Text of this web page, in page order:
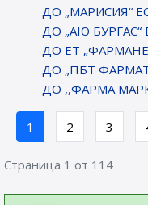
ДО „МАРИСИЯ“
ДО „АЮ
ДО ЕТ
ДО „ПБТ
ДО ,,ФАРМА
1 2 3
Страница 1 от 114